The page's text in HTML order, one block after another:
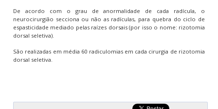
De acordo com o grau de anormalidade de cada radícula, o
neurocirurgião secciona ou não as radículas, para quebra do ciclo de
espasticidade mediado pelas raízes dorsais (por isso o nome: rizotomia
dorsal seletiva).
São realizadas em média 60 radiculomias em cada cirurgia de rizotomia
dorsal seletiva.